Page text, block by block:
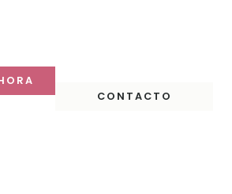
a todo Chile.
CONTACTO